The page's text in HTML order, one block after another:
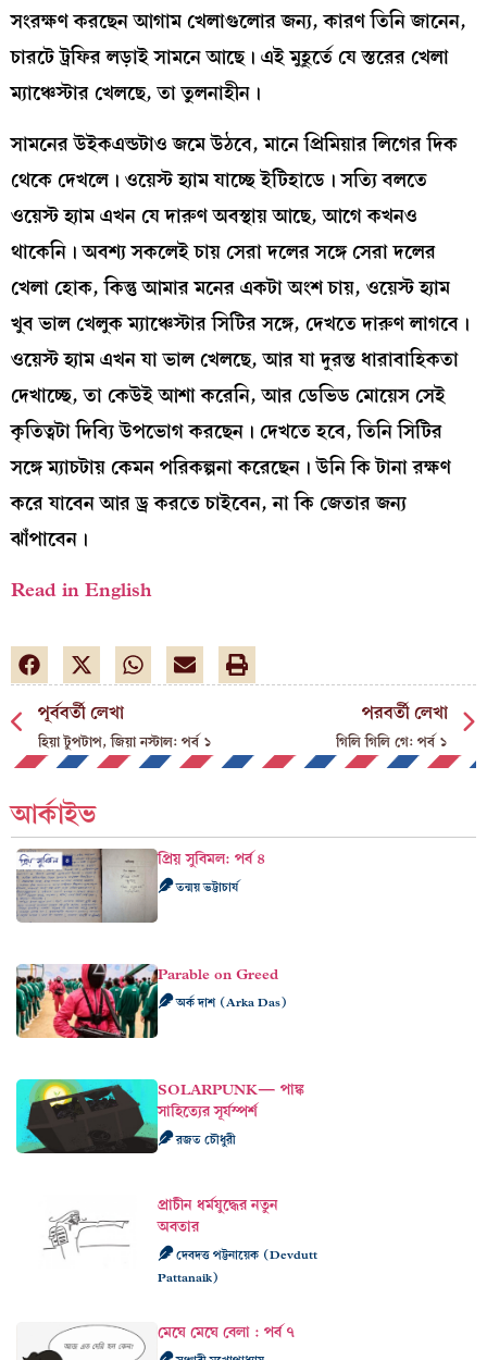
সংরক্ষণ করছেন আগাম খেলাগুলোর জন্য, কারণ তিনি জানেন,
চারটে ট্রফির লড়াই সামনে আছে। এই মুহূর্তে যে স্তরের খেলা
ম্যাঞ্চেস্টার খেলছে, তা তুলনাহীন।
সামনের উইকএন্ডটাও জমে উঠবে, মানে প্রিমিয়ার লিগের দিক
থেকে দেখলে। ওয়েস্ট হ্যাম যাচ্ছে ইটিহাডে। সত্যি বলতে
ওয়েস্ট হ্যাম এখন যে দারুণ অবস্থায় আছে, আগে কখনও
থাকেনি। অবশ্য সকলেই চায় সেরা দলের সঙ্গে সেরা দলের
খেলা হোক, কিন্তু আমার মনের একটা অংশ চায়, ওয়েস্ট হ্যাম
খুব ভাল খেলুক ম্যাঞ্চেস্টার সিটির সঙ্গে, দেখতে দারুণ লাগবে।
ওয়েস্ট হ্যাম এখন যা ভাল খেলছে, আর যা দুরন্ত ধারাবাহিকতা
দেখাচ্ছে, তা কেউই আশা করেনি, আর ডেভিড মোয়েস সেই
কৃতিত্বটা দিব্যি উপভোগ করছেন। দেখতে হবে, তিনি সিটির
সঙ্গে ম্যাচটায় কেমন পরিকল্পনা করেছেন। উনি কি টানা রক্ষণ
করে যাবেন আর ড্র করতে চাইবেন, না কি জেতার জন্য
ঝাঁপাবেন।
Read in English
পূর্ববর্তী লেখা
হিয়া টুপটাপ, জিয়া নস্টাল: পর্ব ১
পরবর্তী লেখা
গিলি গিলি গে: পর্ব ১
আর্কাইভ
প্রিয় সুবিমল: পর্ব ৪
তন্ময় ভট্টাচার্য
Parable on Greed
অর্ক দাশ (Arka Das)
SOLARPUNK— পাঙ্ক
সাহিত্যের সূর্যস্পর্শ
রজত চৌধুরী
প্রাচীন ধর্মযুদ্ধের নতুন
অবতার
দেবদত্ত পট্টনায়েক (Devdutt
Pattanaik)
মেঘে মেঘে বেলা : পর্ব ৭